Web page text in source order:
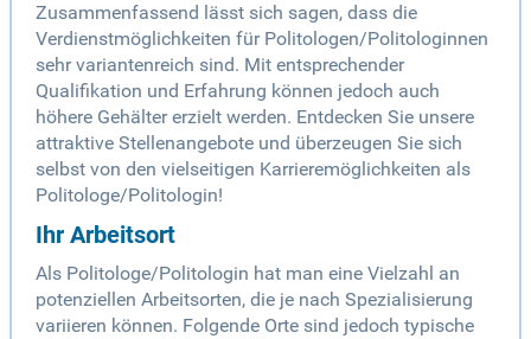
Zusammenfassend lässt sich sagen, dass die
Verdienstmöglichkeiten für Politologen/Politologinnen
sehr variantenreich sind. Mit entsprechender
Qualifikation und Erfahrung können jedoch auch
höhere Gehälter erzielt werden. Entdecken Sie unsere
attraktive Stellenangebote und überzeugen Sie sich
selbst von den vielseitigen Karrieremöglichkeiten als
Politologe/Politologin!
Ihr Arbeitsort
Als Politologe/Politologin hat man eine Vielzahl an
potenziellen Arbeitsorten, die je nach Spezialisierung
variieren können. Folgende Orte sind jedoch typische